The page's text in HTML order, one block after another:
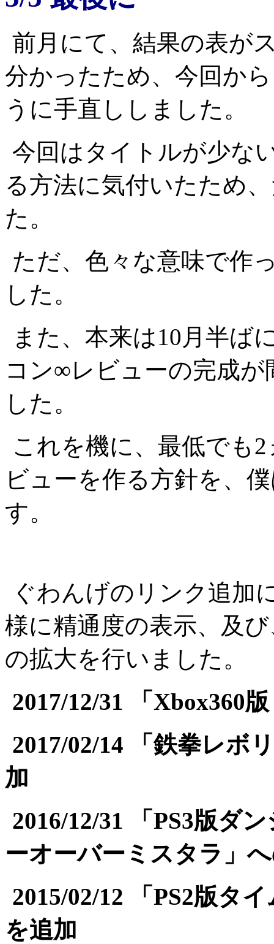
前月にて、結果の表が
分かったため、今回か
うに手直ししました。
今回はタイトルが少な
る方法に気付いたため
た。
ただ、色々な意味で作
した。
また、本来は10月半ば
コン∞レビューの完成
した。
これを機に、最低でも
ビューを作る方針を、
す。
ぐわんげのリンク追加
様に精通度の表示、及
の拡大を行いました。
2017/12/31 「Xbox360
2017/02/14 「鉄拳レボ
加
2016/12/31 「PS3版ダ
ーオーバーミスタラ」
2015/02/12 「PS2版タ
を追加